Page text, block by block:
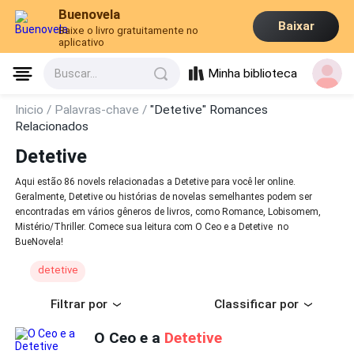
Buenovela
Baixe o livro gratuitamente no
aplicativo
Baixar
Buscar... Minha biblioteca
Inicio / Palavras-chave /"Detetive" Romances
Relacionados
Detetive
Aqui estão 86 novels relacionadas a Detetive para você ler online.
Geralmente, Detetive ou histórias de novelas semelhantes podem ser
encontradas em vários gêneros de livros, como Romance, Lobisomem,
Mistério/Thriller. Comece sua leitura com O Ceo e a Detetive no
BueNovela!
detetive
Filtrar por Classificar por
O Ceo e a Detetive